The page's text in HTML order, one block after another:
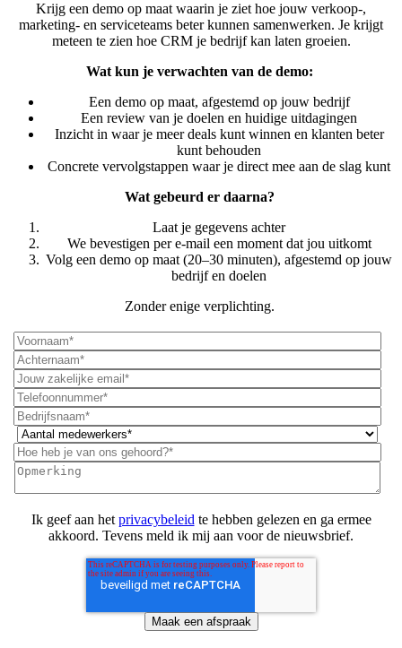
Krijg een demo op maat waarin je ziet hoe jouw verkoop-,
marketing- en serviceteams beter kunnen samenwerken. Je krijgt
meteen te zien hoe CRM je bedrijf kan laten groeien.
Wat kun je verwachten van de demo:
Een demo op maat, afgestemd op jouw bedrijf
Een review van je doelen en huidige uitdagingen
Inzicht in waar je meer deals kunt winnen en klanten beter
kunt behouden
Concrete vervolgstappen waar je direct mee aan de slag kunt
Wat gebeurd er daarna?
Laat je gegevens achter
We bevestigen per e-mail een moment dat jou uitkomt
Volg een demo op maat (20–30 minuten), afgestemd op jouw
bedrijf en doelen
Zonder enige verplichting.
Ik geef aan het privacybeleid te hebben gelezen en ga ermee
akkoord. Tevens meld ik mij aan voor de nieuwsbrief.